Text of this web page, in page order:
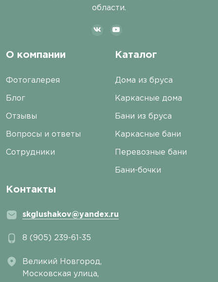
области.
О компании
Фотогалерея
Блог
Отзывы
Вопросы и ответы
Сотрудники
Каталог
Дома из бруса
Каркасные дома
Бани из бруса
Каркасные бани
Перевозные бани
Бани-бочки
Контакты
skglushakov@yandex.ru
8 (905) 239-61-35
Великий Новгород,
Московская улица,